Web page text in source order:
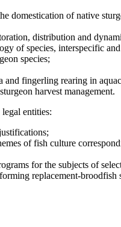
domestication of native
distribution and
of species, interspecific
species;
fingerling rearing in
harvest management.
entities:
of fish culture
for the subjects of
replacement-broodfish